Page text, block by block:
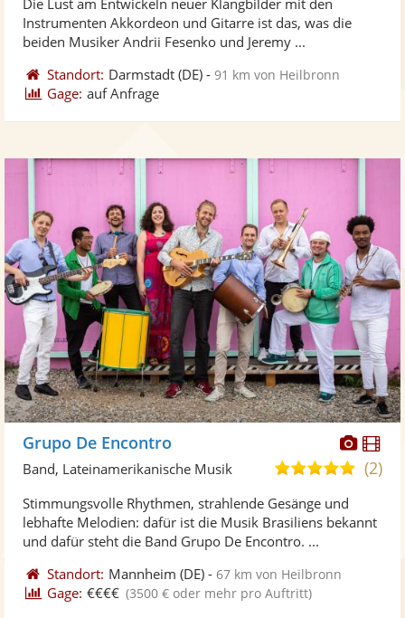
Instrumenten Akkordeon und Gitarre ist das, was die
beiden Musiker Andrii Fesenko und Jeremy ...
Standort: Darmstadt (DE) -91 km von Heilbronn
Gage: auf Anfrage
Grupo De Encontro
5,0(2)
Band, Lateinamerikanische Musik
Stimmungsvolle Rhythmen, strahlende Gesänge und
lebhafte Melodien: dafür ist die Musik Brasiliens bekannt
und dafür steht die Band Grupo De Encontro. ...
Standort: Mannheim (DE) -67 km von Heilbronn
Gage: €€€€ (3500 € oder mehr pro Auftritt)